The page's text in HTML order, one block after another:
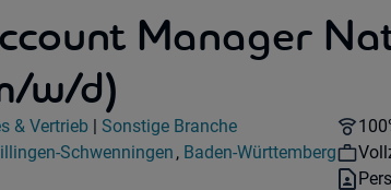
Manager
w/d)
& Vertrieb|
Industry:
Sonstige Branche
Schwenningen ,
Region:
Baden-Württemberg